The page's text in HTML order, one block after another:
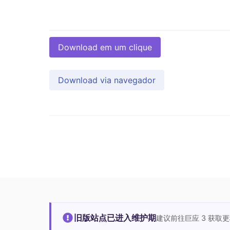
Download em um clique
Download via navegador
旧版站点已进入维护期建议前往巨应 3 获取更